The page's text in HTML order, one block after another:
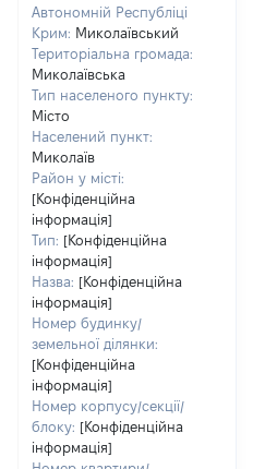
Автономній Республіці
Крим: Миколаївський
Територіальна громада:
Миколаївська
Тип населеного пункту:
Місто
Населений пункт:
Миколаїв
Район у місті:
[Конфіденційна
інформація]
Тип: [Конфіденційна
інформація]
Назва: [Конфіденційна
інформація]
Номер будинку/
земельної ділянки:
[Конфіденційна
інформація]
Номер корпусу/секції/
блоку: [Конфіденційна
інформація]